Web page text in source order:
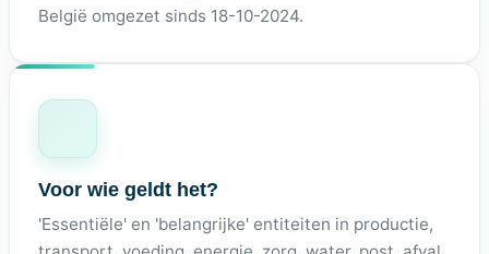
België omgezet sinds 18-10-2024.
Voor wie geldt het?
'Essentiële' en 'belangrijke' entiteiten in productie,